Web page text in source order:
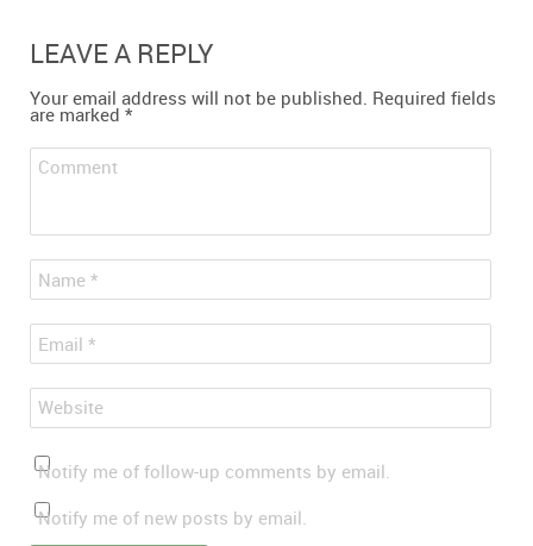
LEAVE A REPLY
Your email address will not be published. Required fields
are marked *
Comment
Name *
Email *
Website
Notify me of follow-up comments by email.
Notify me of new posts by email.